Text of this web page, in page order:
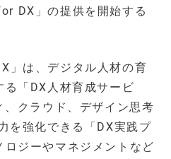
DX」の提供を開始する
」は、デジタル人材の育
る「DX人材育成サービ
クラウド、デザイン思考
を強化できる「DX実践プ
ロジーやマネジメントなど